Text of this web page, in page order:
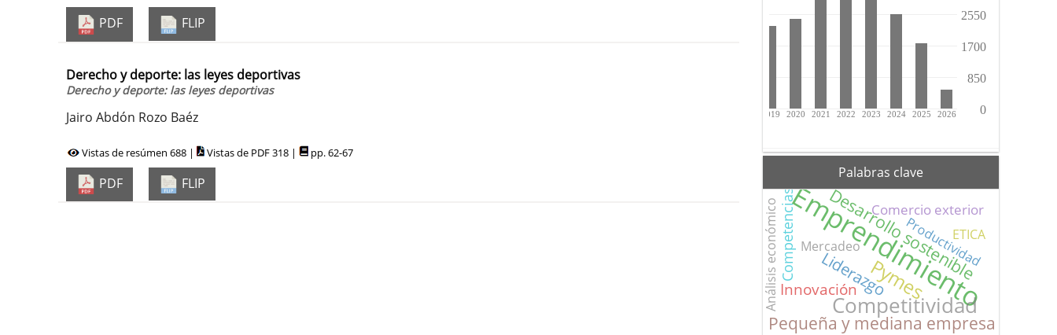
PDF FLIP
Derecho y deporte: las leyes deportivas
Derecho y deporte: las leyes deportivas
Jairo Abdón Rozo Baéz
Vistas de resúmen 688 | Vistas de PDF 318 | pp. 62-67
PDF FLIP
Palabras clave
Emprendimiento
Competitividad
Pymes
Pequeña y mediana empresa
Desarrollo sostenible
Liderazgo
Innovación
Competencias Comercio exterior
Mercadeo
Análisis económico Productividad
ETICA